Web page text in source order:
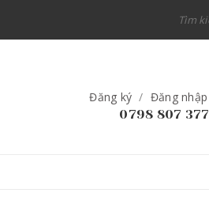
Đăng ký / Đăng nhập
0798 807 377